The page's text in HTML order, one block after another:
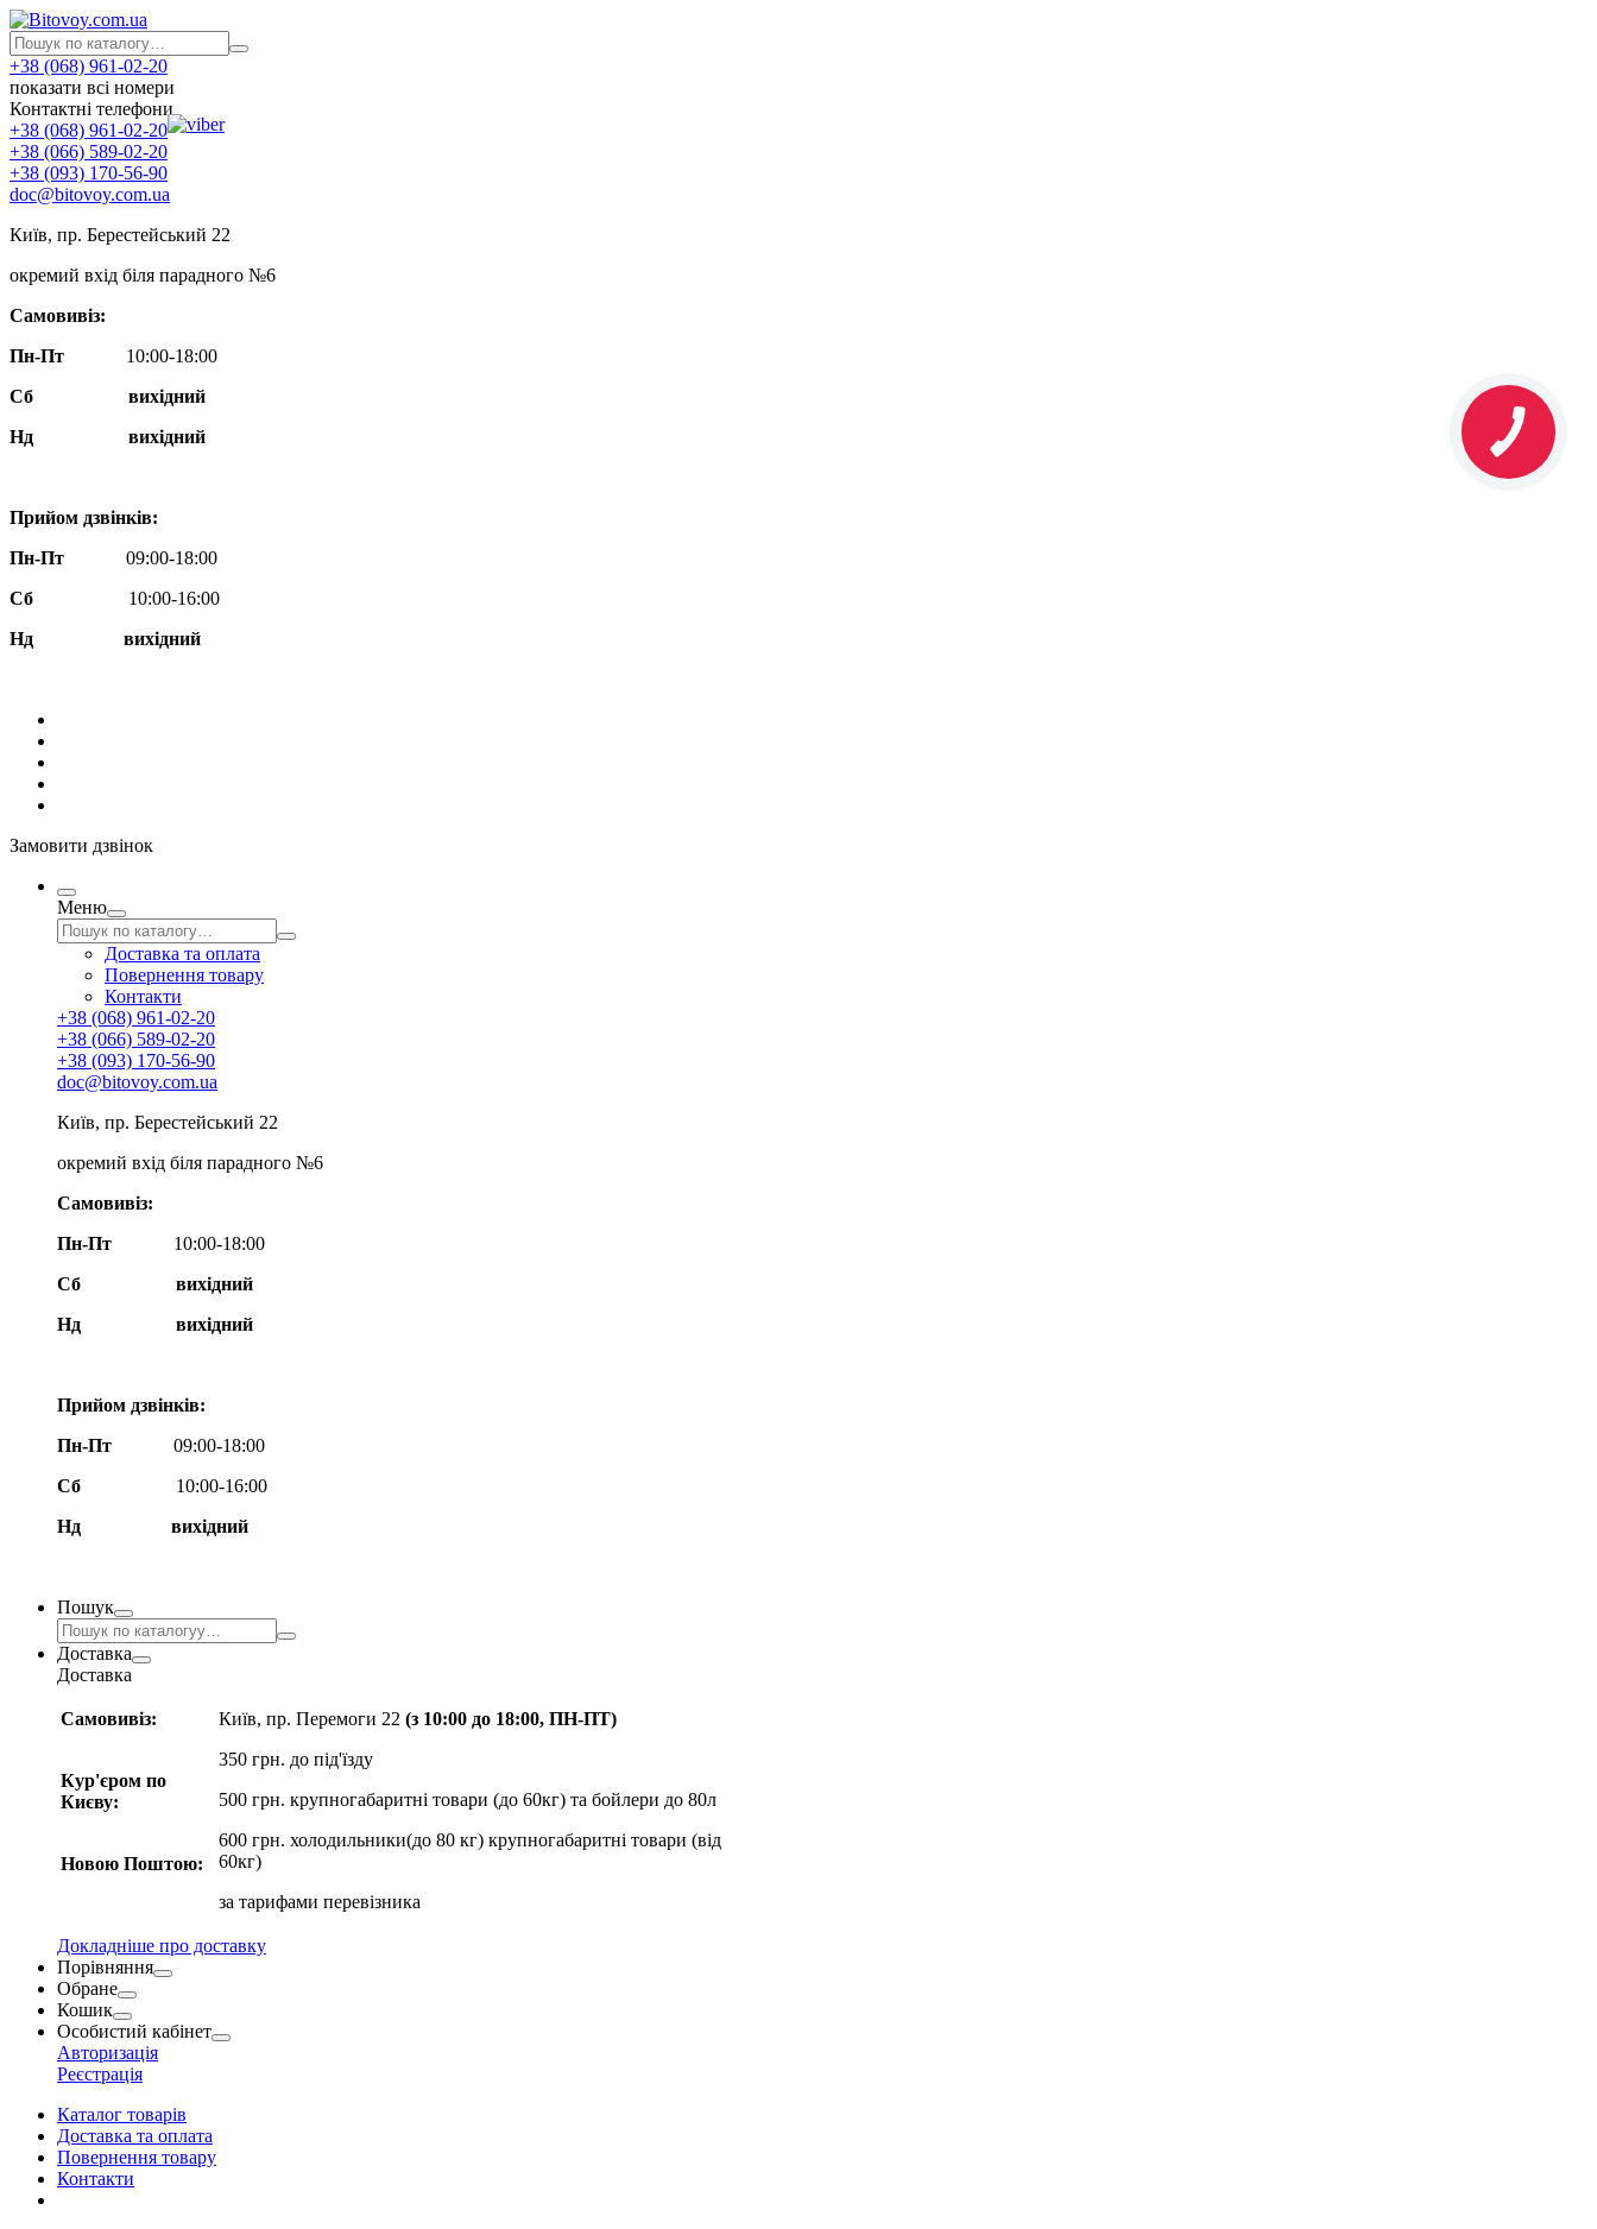
+38 (068) 961-02-20
показати всі номери
Контактні телефони
+38 (068) 961-02-20
+38 (066) 589-02-20
+38 (093) 170-56-90
doc@bitovoy.com.ua
Київ, пр. Берестейський 22
окремий вхід біля парадного №6
Самовивіз:
Пн-Пт
10:00-18:00
Сб
вихідний
Нд
вихідний
Прийом дзвінків:
Пн-Пт
09:00-18:00
Сб
10:00-16:00
Нд вихідний
Замовити дзвінок
Меню
Доставка та оплата
Повернення товару
Контакти
+38 (068) 961-02-20
+38 (066) 589-02-20
+38 (093) 170-56-90
doc@bitovoy.com.ua
Київ, пр. Берестейський 22
окремий вхід біля парадного №6
Самовивіз:
Пн-Пт
10:00-18:00
Сб
вихідний
Нд
вихідний
Прийом дзвінків:
Пн-Пт
09:00-18:00
Сб
10:00-16:00
Нд вихідний
Пошук
Доставка
Доставка
Самовивіз:
Кур'єром по
Києву:
Новою Поштою:
Київ, пр. Перемоги 22 (з 10:00 до 18:00, ПН-ПТ)
350 грн. до під'їзду
500 грн. крупногабаритні товари (до 60кг) та бойлери до 80л
600 грн. холодильники(до 80 кг) крупногабаритні товари (від
60кг)
за тарифами перевізника
Докладніше про доставку
Порівняння
Обране
Кошик
Особистий кабінет
Авторизація
Реєстрація
Каталог товарів
Доставка та оплата
Повернення товару
Контакти